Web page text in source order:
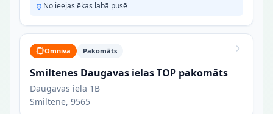
No ieejas ēkas labā pusē
Omniva Pakomāts
Smiltenes Daugavas ielas TOP pakomāts
Daugavas iela 1B
Smiltene, 9565